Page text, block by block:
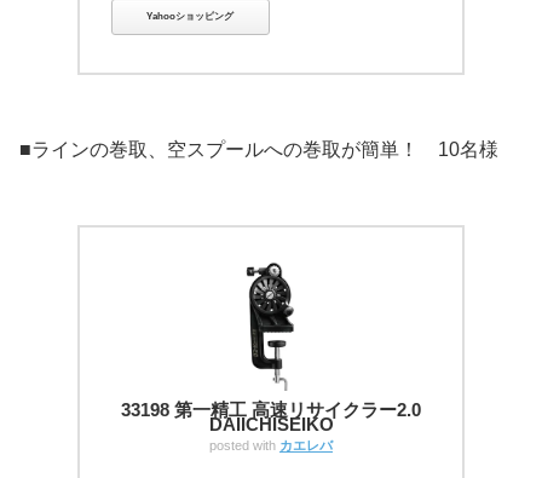
Yahooショッピング
■ラインの巻取、空スプールへの巻取が簡単！ 10名様
33198 第一精工 高速リサイクラー2.0
DAIICHISEIKO
posted with カエレバ